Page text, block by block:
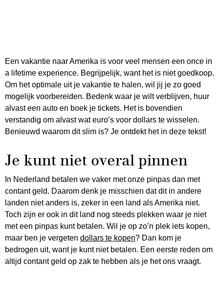
Een vakantie naar Amerika is voor veel mensen een once in
a lifetime experience. Begrijpelijk, want het is niet goedkoop.
Om het optimale uit je vakantie te halen, wil jij je zo goed
mogelijk voorbereiden. Bedenk waar je wilt verblijven, huur
alvast een auto en boek je tickets. Het is bovendien
verstandig om alvast wat euro’s voor dollars te wisselen.
Benieuwd waarom dit slim is? Je ontdekt het in deze tekst!
Je kunt niet overal pinnen
In Nederland betalen we vaker met onze pinpas dan met
contant geld. Daarom denk je misschien dat dit in andere
landen niet anders is, zeker in een land als Amerika niet.
Toch zijn er ook in dit land nog steeds plekken waar je niet
met een pinpas kunt betalen. Wil je op zo’n plek iets kopen,
maar ben je vergeten dollars te kopen? Dan kom je
bedrogen uit, want je kunt niet betalen. Een eerste reden om
altijd contant geld op zak te hebben als je het ons vraagt.